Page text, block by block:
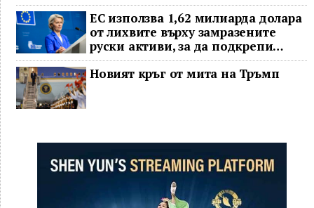
ЕС използва 1,62 милиарда долара
от лихвите върху замразените
руски активи, за да подкрепи
Украйна
Новият кръг от мита на Тръмп